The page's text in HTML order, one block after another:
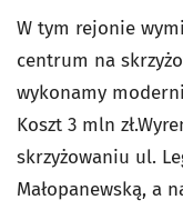
W tym rejonie
centrum na
wykonamy
Koszt 3 mln
skrzyżowaniu ul.
Małopanewską, a